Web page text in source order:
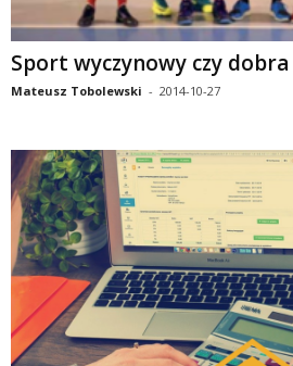
Sport wyczynowy czy dobra
Mateusz Tobolewski - 2014-10-27